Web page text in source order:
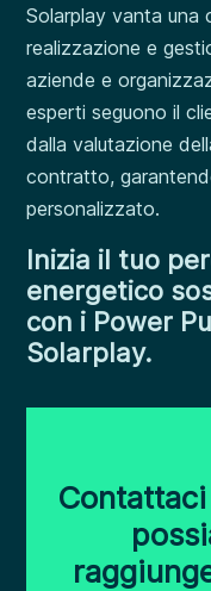
Solarplay vanta una
realizzazione e
aziende e
esperti seguono il
dalla valutazione
contratto,
personalizzato.
Inizia il tuo
energetico
con i Power
Solarplay.